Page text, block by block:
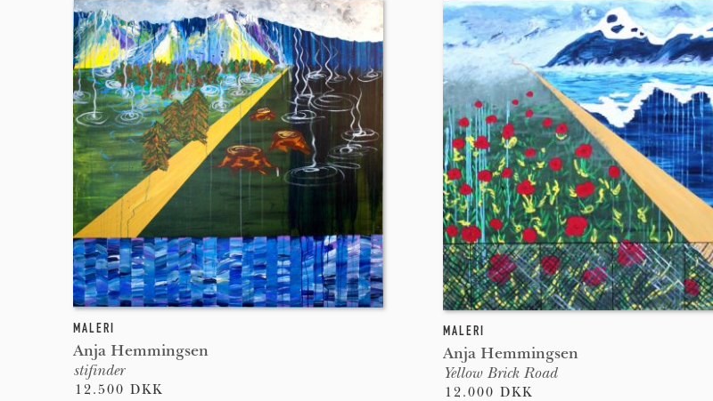
MALERI
Anja Hemmingsen
stifinder
12.500 DKK
MALERI
Anja Hemmingsen
Yellow Brick Road
12.000 DKK